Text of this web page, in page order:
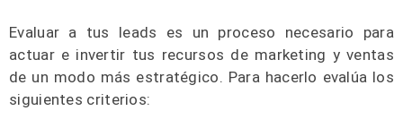
Evaluar a tus leads es un proceso necesario para
actuar e invertir tus recursos de marketing y ventas
de un modo más estratégico. Para hacerlo evalúa los
siguientes criterios: